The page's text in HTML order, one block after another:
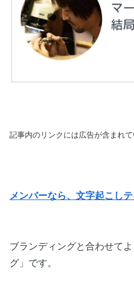
記事内のリンクには広告が含まれ
メンバーなら、文字起こし
ブランディングと合わせて
グ」です。